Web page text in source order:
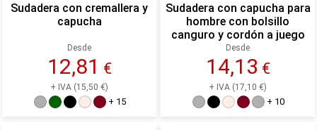
Sudadera con cremallera y
capucha
Desde
12,81 €
+ IVA (15,50 €)
+ 15
Sudadera con capucha para
hombre con bolsillo
canguro y cordón a juego
Desde
14,13 €
+ IVA (17,10 €)
+ 10